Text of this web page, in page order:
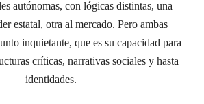
autónomas, con lógicas distintas, una
estatal, otra al mercado. Pero ambas
inquietante, que es su capacidad para
críticas, narrativas sociales y hasta
identidades.